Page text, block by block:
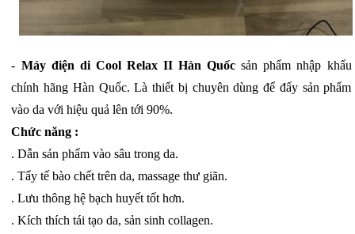
- Máy điện di Cool Relax II Hàn Quốc sản phẩm nhập khẩu
chính hãng Hàn Quốc. Là thiết bị chuyên dùng để đẩy sản phẩm
vào da với hiệu quả lên tới 90%.
Chức năng :
. Dẫn sản phẩm vào sâu trong da.
. Tẩy tế bào chết trên da, massage thư giãn.
. Lưu thông hệ bạch huyết tốt hơn.
. Kích thích tái tạo da, sản sinh collagen.